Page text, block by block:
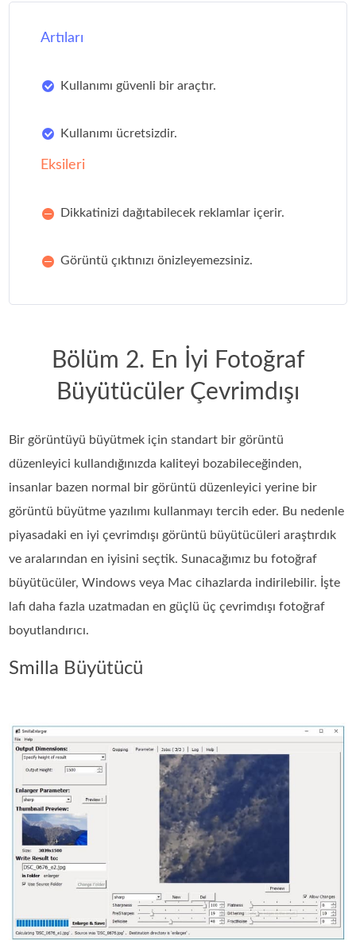
Artıları
Kullanımı güvenli bir araçtır.
Kullanımı ücretsizdir.
Eksileri
Dikkatinizi dağıtabilecek reklamlar içerir.
Görüntü çıktınızı önizleyemezsiniz.
Bölüm 2. En İyi Fotoğraf
Büyütücüler Çevrimdışı
Bir görüntüyü büyütmek için standart bir görüntü
düzenleyici kullandığınızda kaliteyi bozabileceğinden,
insanlar bazen normal bir görüntü düzenleyici yerine bir
görüntü büyütme yazılımı kullanmayı tercih eder. Bu nedenle
piyasadaki en iyi çevrimdışı görüntü büyütücüleri araştırdık
ve aralarından en iyisini seçtik. Sunacağımız bu fotoğraf
büyütücüler, Windows veya Mac cihazlarda indirilebilir. İşte
lafı daha fazla uzatmadan en güçlü üç çevrimdışı fotoğraf
boyutlandırıcı.
Smilla Büyütücü